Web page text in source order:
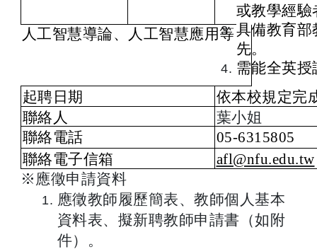
或教學經驗
具備教育部
先。
需能全英授
人工智慧導論、人工智慧應用等
起聘日期
依本校規定完
聯絡人
葉小姐
聯絡電話
05-6315805
聯絡電子信箱
afl@nfu.edu.tw
※應徵申請資料
應徵教師履歷簡表、教師個人基本
資料表、擬新聘教師申請書（如附
件）。